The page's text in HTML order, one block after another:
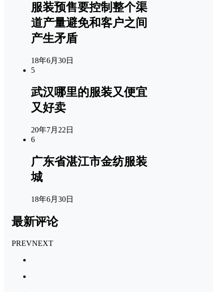
服装预售要控制整个渠
道产量避免和客户之间
产生矛盾
18年6月30日
5
武汉哪里的服装又便宜
又好卖
20年7月22日
6
广东省湛江市金纺服装
城
18年6月30日
最新评论
PREVNEXT